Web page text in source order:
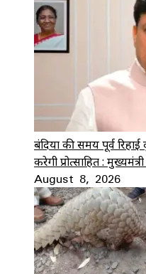
बंदियों की समय पूर्व
करेगी प्रोत्साहित :
August 8, 2026